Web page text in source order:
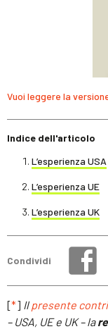
Vuoi leggere la
Indice dell'articolo
L’esperienza USA
L’esperienza UE
L’esperienza UK
Condividi
[*] Ilpresente
– USA, UE e UK – la